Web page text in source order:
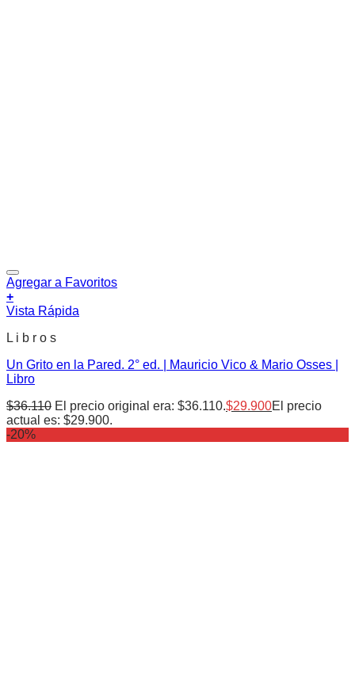
Agregar a Favoritos
+
Vista Rápida
L i b r o s
Un Grito en la Pared. 2° ed. | Mauricio Vico & Mario Osses |
Libro
$36.110 El precio original era: $36.110.$29.900El precio
actual es: $29.900.
-20%